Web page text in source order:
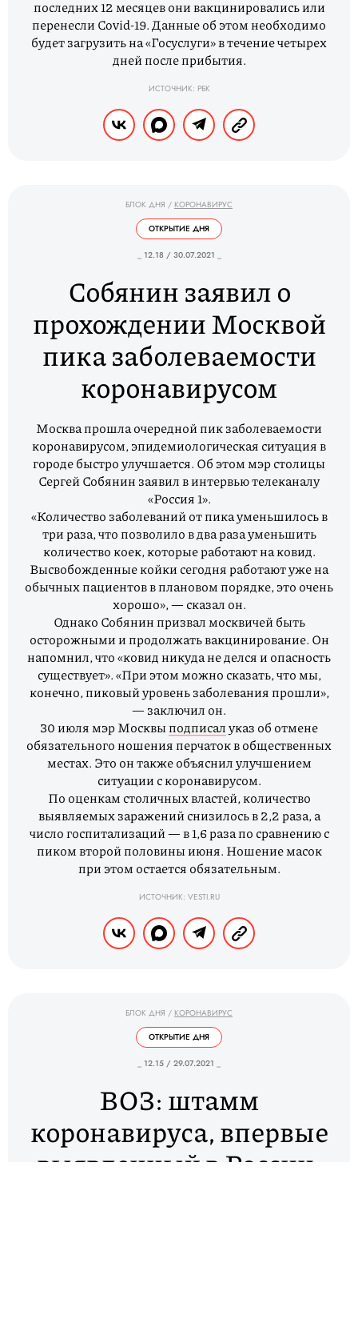
последних 12 месяцев они вакцинировались или
перенесли Covid-19. Данные об этом необходимо
будет загрузить на «Госуслуги» в течение четырех
дней после прибытия.
ИСТОЧНИК: РБК
БЛОК ДНЯ / КОРОНАВИРУС
ОТКРЫТИЕ ДНЯ
_ 12.18 / 30.07.2021 _
Собянин заявил о
прохождении Москвой
пика заболеваемости
коронавирусом
Москва прошла очередной пик заболеваемости
коронавирусом, эпидемиологическая ситуация в
городе быстро улучшается. Об этом мэр столицы
Сергей Собянин заявил в интервью телеканалу
«Россия 1».
«Количество заболеваний от пика уменьшилось в
три раза, что позволило в два раза уменьшить
количество коек, которые работают на ковид.
Высвобожденные койки сегодня работают уже на
обычных пациентов в плановом порядке, это очень
хорошо», — сказал он.
Однако Собянин призвал москвичей быть
осторожными и продолжать вакцинирование. Он
напомнил, что «ковид никуда не делся и опасность
существует». «При этом можно сказать, что мы,
конечно, пиковый уровень заболевания прошли»,
— заключил он.
30 июля мэр Москвыподписалуказ об отмене
обязательного ношения перчаток в общественных
местах. Это он также объяснил улучшением
ситуации с коронавирусом.
По оценкам столичных властей, количество
выявляемых заражений снизилось в 2,2 раза, а
число госпитализаций — в 1,6 раза по сравнению с
пиком второй половины июня. Ношение масок
при этом остается обязательным.
ИСТОЧНИК: VESTI.RU
БЛОК ДНЯ / КОРОНАВИРУС
ОТКРЫТИЕ ДНЯ
_ 12.15 / 29.07.2021 _
ВОЗ: штамм
коронавируса, впервые
выявленный в России,